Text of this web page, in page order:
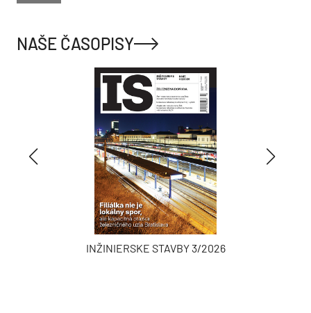
NAŠE ČASOPISY
INŽINIERSKE STAVBY 3/2026